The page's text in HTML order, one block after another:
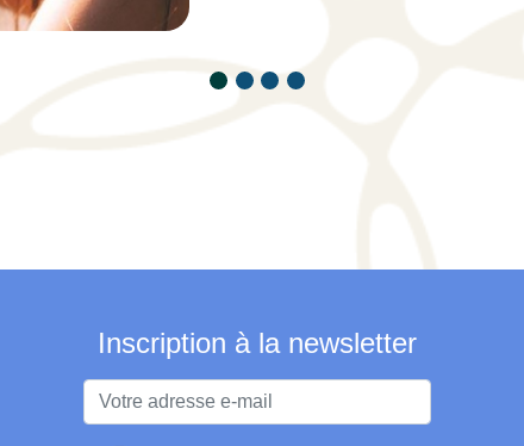
Inscription à la newsletter